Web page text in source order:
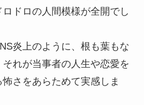
ドロの人間模様が全開でし
炎上のように、根も葉もな
れが当事者の人生や恋愛を
さをあらためて実感しま